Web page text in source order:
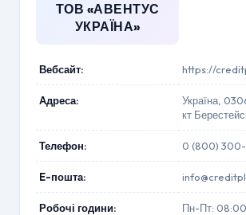
ТОВ «АВЕНТУС
УКРАЇНА»
Вебсайт: https://
Адреса:
Україна,
кт
Телефон: 0 (800)
E-пошта:
Робочі години: Пн-Пт: